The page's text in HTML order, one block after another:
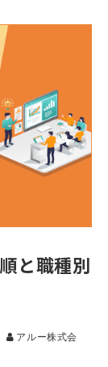
と職種別
アルー株式会